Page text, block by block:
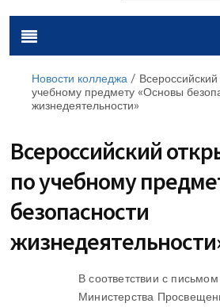
Новости колледжа /
учебному предмету «Основы
жизнедеятельности»
Всероссийский
по учебному
безопасности
В соответствии с
Министерства